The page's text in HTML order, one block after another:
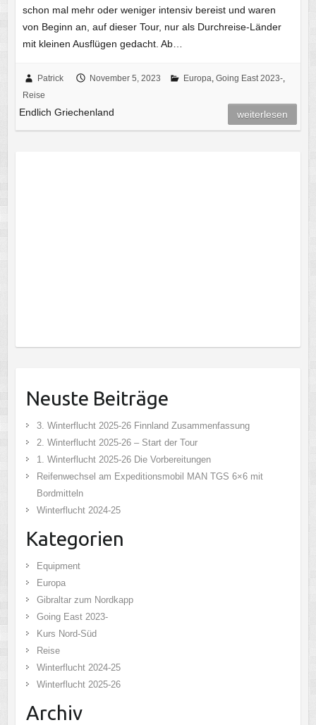
schon mal mehr oder weniger intensiv bereist und waren
von Beginn an, auf dieser Tour, nur als Durchreise-Länder
mit kleinen Ausflügen gedacht. Ab…
Patrick November 5, 2023 Europa, Going East 2023-,
Reise
Endlich Griechenland weiterlesen
Neuste Beiträge
3. Winterflucht 2025-26 Finnland Zusammenfassung
2. Winterflucht 2025-26 – Start der Tour
1. Winterflucht 2025-26 Die Vorbereitungen
Reifenwechsel am Expeditionsmobil MAN TGS 6×6 mit
Bordmitteln
Winterflucht 2024-25
Kategorien
Equipment
Europa
Gibraltar zum Nordkapp
Going East 2023-
Kurs Nord-Süd
Reise
Winterflucht 2024-25
Winterflucht 2025-26
Archiv